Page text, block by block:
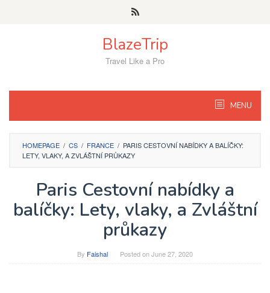
BlazeTrip
Travel Like a Pro
MENU
HOMEPAGE / CS / FRANCE / PARIS CESTOVNÍ NABÍDKY A BALÍČKY:
LETY, VLAKY, A ZVLÁŠTNÍ PRŮKAZY
Paris Cestovní nabídky a
balíčky: Lety, vlaky, a Zvláštní
průkazy
By Faishal Posted onJune 27, 2020